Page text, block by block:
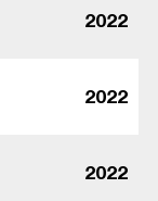
2022
2022
2022